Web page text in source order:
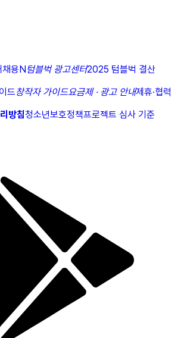
채용N텀블벅 광고센터2025 텀블벅 결산
드창작자 가이드요금제 · 광고 안내제휴·협력
방침청소년보호정책프로젝트 심사 기준